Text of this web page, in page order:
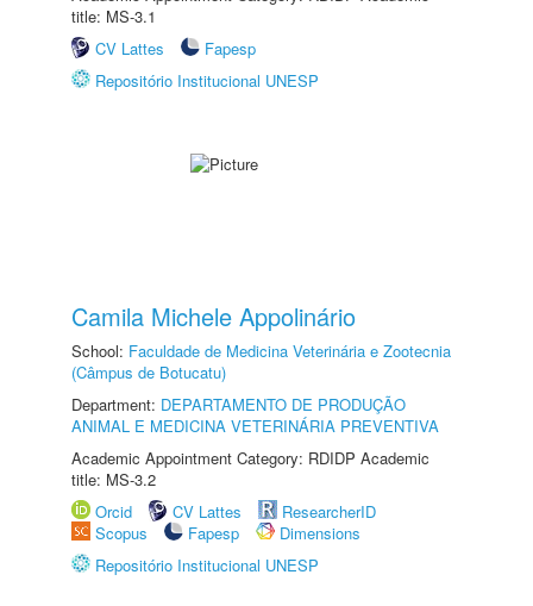
title: MS-3.1
CV Lattes
Fapesp
Repositório Institucional UNESP
Camila Michele Appolinário
School: Faculdade de Medicina Veterinária e Zootecnia
(Câmpus de Botucatu)
Department: DEPARTAMENTO DE PRODUÇÃO
ANIMAL E MEDICINA VETERINÁRIA PREVENTIVA
Academic Appointment Category: RDIDP Academic
title: MS-3.2
Orcid
CV Lattes
ResearcherID
Scopus
Fapesp
Dimensions
Repositório Institucional UNESP